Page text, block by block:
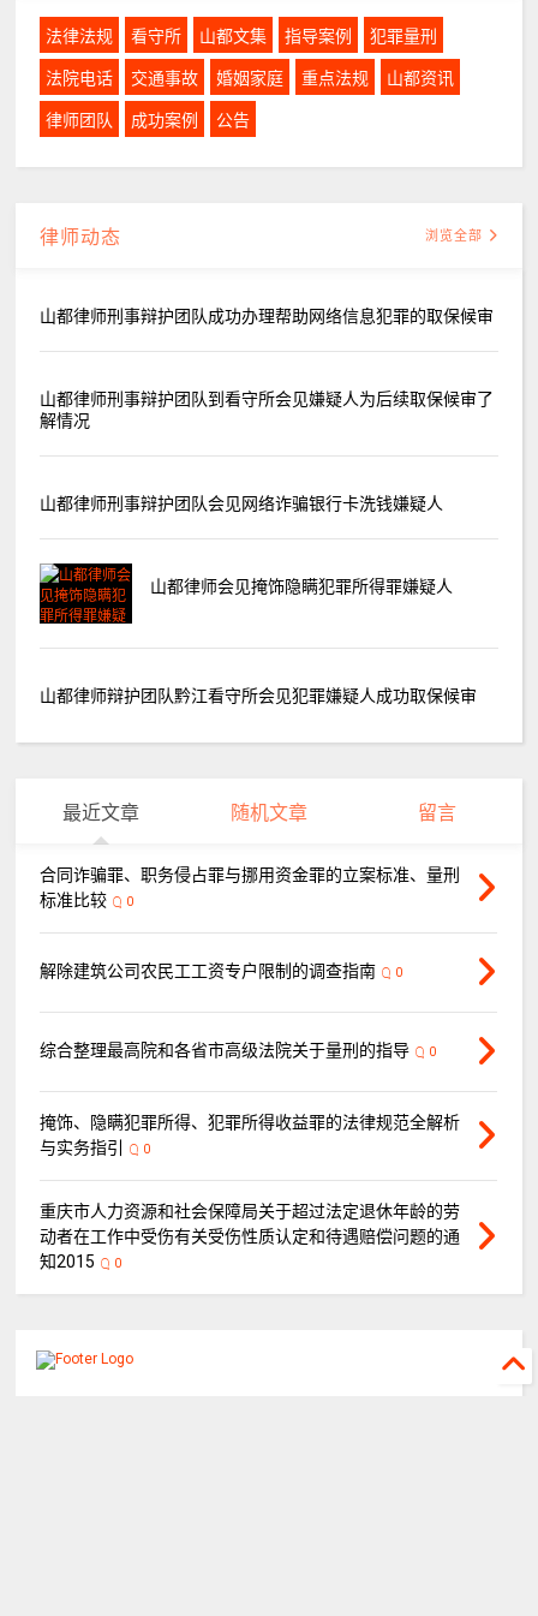
法律法规 看守所 山都文集 指导案例 犯罪量刑
法院电话 交通事故 婚姻家庭 重点法规 山都资讯
律师团队 成功案例 公告
律师动态 浏览全部
山都律师刑事辩护团队成功办理帮助网络信息犯罪的取保候审
山都律师刑事辩护团队到看守所会见嫌疑人为后续取保候审了
解情况
山都律师刑事辩护团队会见网络诈骗银行卡洗钱嫌疑人
山都律师会见掩饰隐瞒犯罪所得罪嫌疑人
山都律师辩护团队黔江看守所会见犯罪嫌疑人成功取保候审
最近文章 随机文章 留言
合同诈骗罪、职务侵占罪与挪用资金罪的立案标准、量刑
标准比较
0
解除建筑公司农民工工资专户限制的调查指南 0
综合整理最高院和各省市高级法院关于量刑的指导 0
掩饰、隐瞒犯罪所得、犯罪所得收益罪的法律规范全解析
与实务指引
0
重庆市人力资源和社会保障局关于超过法定退休年龄的劳
动者在工作中受伤有关受伤性质认定和待遇赔偿问题的通
知2015
0